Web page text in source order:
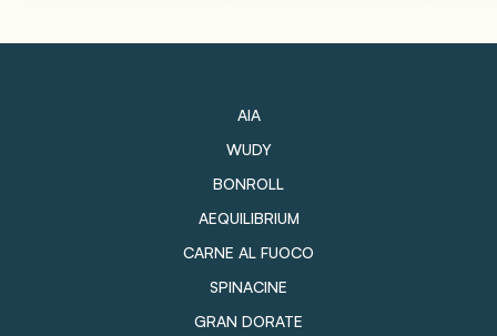
AIA
WUDY
BONROLL
AEQUILIBRIUM
CARNE AL FUOCO
SPINACINE
GRAN DORATE